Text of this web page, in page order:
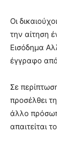
Οι
την αίτηση
Εισόδημα
έγγραφο
Σε
προσέλθει
άλλο
απαιτείται